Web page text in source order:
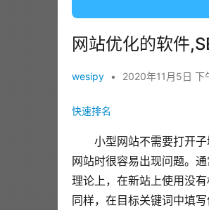
网站优化的软件
wesipy • 2020年11月5日 下
快速排名
小型网站不需要打开
网站时很容易出现问题。
理论上，在新站上使用没
同样，在目标关键词中填写